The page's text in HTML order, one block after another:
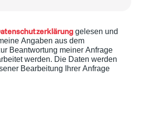
gelesen und
Angaben aus dem
Beantwortung meiner Anfrage
werden. Die Daten werden
Bearbeitung Ihrer Anfrage